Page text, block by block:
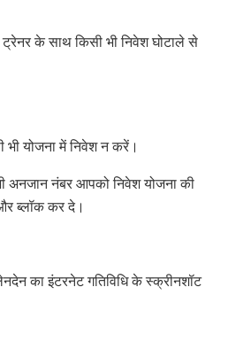
के साथ किसी भी निवेश घोटाले से
योजना में निवेश न करें।
अनजान नंबर आपको निवेश योजना की
ब्लॉक कर दे।
का इंटरनेट गतिविधि के स्क्रीनशॉट